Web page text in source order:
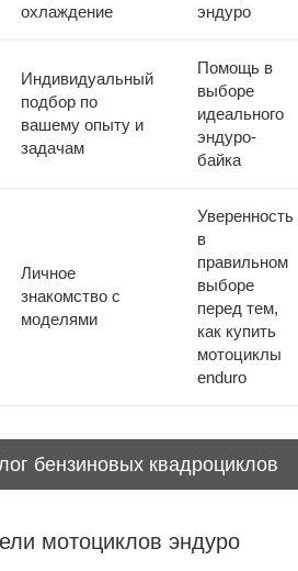
охлаждение
эндуро
Индивидуальный
подбор по
вашему опыту и
задачам
Помощь в
выборе
идеального
эндуро-
байка
Личное
знакомство с
моделями
Уверенность
в
правильном
выборе
перед тем,
как купить
мотоциклы
enduro
бензиновых квадроциклов
мотоциклов эндуро